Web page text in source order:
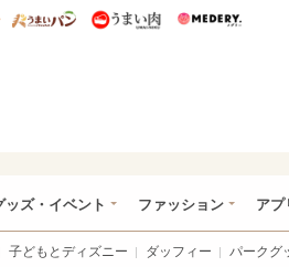
ー特集
うまいめし うまいパン うまい肉
ッズ・イベント ファッション アプ
子どもとディズニー ダッフィー パークグ